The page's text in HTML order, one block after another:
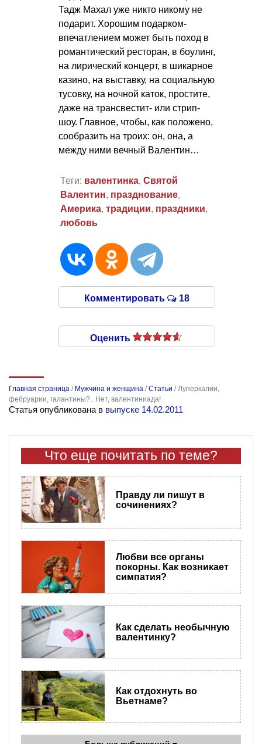
Тадж Махал уже никто никому не
подарит. Хорошим подарком-
впечатлением может быть поход в
романтический ресторан, в боулинг,
на лирический концерт, в шикарное
казино, на выставку, на социальную
тусовку, на ночной каток, простите,
даже на трансвестит- или стрип-
шоу. Главное, чтобы, как положено,
сообразить на троих: он, она, а
между ними вечный Валентин…
Теги: валентинка, Святой
Валентин, празднование,
Америка, традиции, праздники,
любовь
Комментировать 18
Оценить
Главная страница / Мужчина и женщина /Статьи /Луперкалии,
фебруарии, галантины?.. Нет, валентиниада!
Статья опубликована в выпуске 14.02.2011
Что еще почитать по теме?
Правду ли пишут в
сочинениях?
Любви все органы
покорны. Как возникает
симпатия?
Как сделать необычную
валентинку?
Как отдохнуть во
Вьетнаме?